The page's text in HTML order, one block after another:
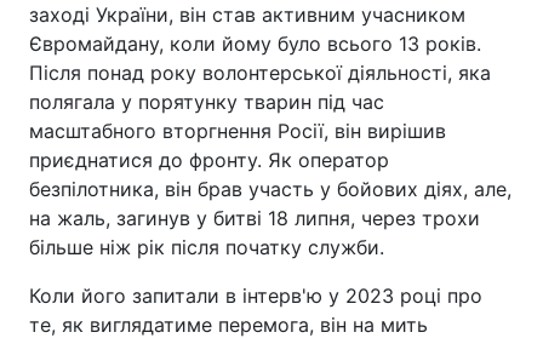
заході України, він став активним учасником
Євромайдану, коли йому було всього 13 років.
Після понад року волонтерської діяльності, яка
полягала у порятунку тварин під час
масштабного вторгнення Росії, він вирішив
приєднатися до фронту. Як оператор
безпілотника, він брав участь у бойових діях, але,
на жаль, загинув у битві 18 липня, через трохи
більше ніж рік після початку служби.
Коли його запитали в інтерв'ю у 2023 році про
те, як виглядатиме перемога, він на мить